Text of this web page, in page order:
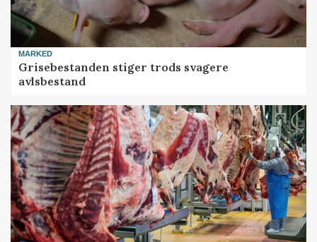
MARKED
Grisebestanden stiger trods svagere
avlsbestand